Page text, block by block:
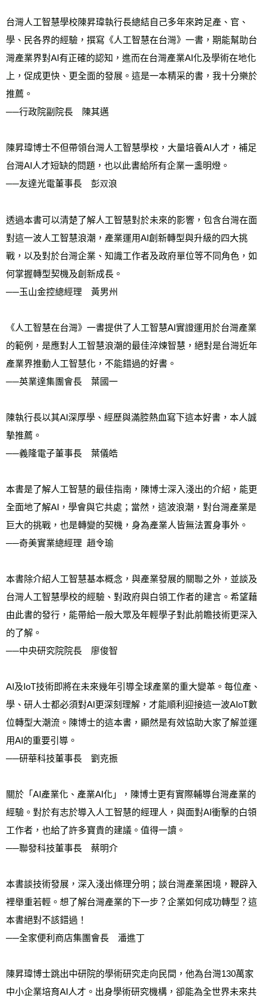
台灣人工智慧學校陳昇瑋執行長總結自己多年來跨足產、官、
學、民各界的經驗，撰寫《人工智慧在台灣》一書，期能幫助台
灣產業界對AI有正確的認知，進而在台灣產業AI化及學術在地化
上，促成更快、更全面的發展。這是一本精采的書，我十分樂於
推薦。
──行政院副院長　陳其邁
陳昇瑋博士不但帶領台灣人工智慧學校，大量培養AI人才，補足
台灣AI人才短缺的問題，也以此書給所有企業一盞明燈。
──友達光電董事長　彭双浪
透過本書可以清楚了解人工智慧對於未來的影響，包含台灣在面
對這一波人工智慧浪潮，產業運用AI創新轉型與升級的四大挑
戰，以及對於台灣企業、知識工作者及政府單位等不同角色，如
何掌握轉型契機及創新成長。
──玉山金控總經理　黃男州
《人工智慧在台灣》一書提供了人工智慧AI實證運用於台灣產業
的範例，是應對人工智慧浪潮的最佳淬煉智慧，絕對是台灣近年
產業界推動人工智慧化，不能錯過的好書。
──英業達集團會長　葉國一
陳執行長以其AI深厚學、經歷與滿腔熱血寫下這本好書，本人誠
摰推薦。
──義隆電子董事長　葉儀皓
本書是了解人工智慧的最佳指南，陳博士深入淺出的介紹，能更
全面地了解AI，學會與它共處；當然，這波浪潮，對台灣產業是
巨大的挑戰，也是轉變的契機，身為產業人皆無法置身事外。
──奇美實業總經理  趙令瑜
本書除介紹人工智慧基本概念，與產業發展的關聯之外，並談及
台灣人工智慧學校的經驗、對政府與白領工作者的建言。希望藉
由此書的發行，能帶給一般大眾及年輕學子對此前瞻技術更深入
的了解。
──中央研究院院長　廖俊智
AI及IoT技術即將在未來幾年引導全球產業的重大變革。每位產、
學、研人士都必須對AI更深刻理解，才能順利迎接這一波AIoT數
位轉型大潮流。陳博士的這本書，顯然是有效協助大家了解並運
用AI的重要引導。
──研華科技董事長　劉克振
關於「AI產業化、產業AI化」，陳博士更有實際輔導台灣產業的
經驗。對於有志於導入人工智慧的經理人，與面對AI衝擊的白領
工作者，也給了許多寶貴的建議。值得一讀。
──聯發科技董事長　蔡明介
本書談技術發展，深入淺出條理分明；談台灣產業困境，鞭辟入
裡舉重若輕。想了解台灣產業的下一步？企業如何成功轉型？這
本書絕對不該錯過！
──全家便利商店集團會長　潘進丁
陳昇瑋博士跳出中研院的學術研究走向民間，他為台灣130萬家
中小企業培育AI人才。出身學術研究機構，卻能為全世界未來共